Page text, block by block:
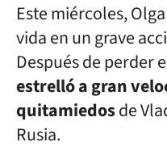
Este miércoles,
vida en un grave
Después de perder
estrelló a gran
quitamiedosde
Rusia.